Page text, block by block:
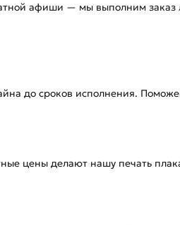
афиши — мы выполним заказ
до сроков исполнения.
цены делают нашу печать